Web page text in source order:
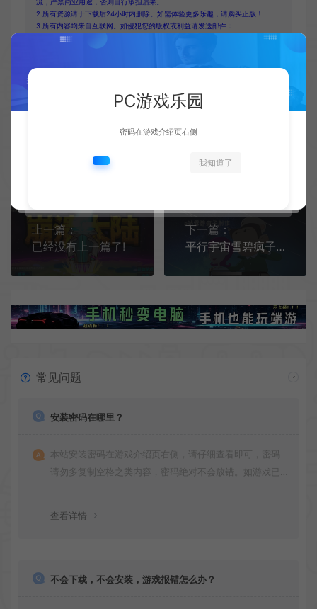
2.所有资源请于下载后24小时内删除。如需体验更多乐趣，请购买正版！
3.所有内容均来自互联网。如侵犯您的版权或利益请发送邮件：
cvformat#gmail.com (#换为@)
4.本站收费仅用于资源的保存、备份和分享所产生的费用，不用于盈利，亦
上一篇：
已经没有上一篇了!
下一篇：
平行宇宙雪碧疯子自制手机版[Android][v1.211]
常见问题
安装密码在哪里？
本站安装密码在游戏介绍页右侧，请仔细查看即可，密码
请勿多复制空格之类内容，密码绝对不会放错。如游戏已
查看详情
不会下载，不会安装，游戏报错怎么办？
PC游戏乐园
密码在游戏介绍页右侧
我知道了